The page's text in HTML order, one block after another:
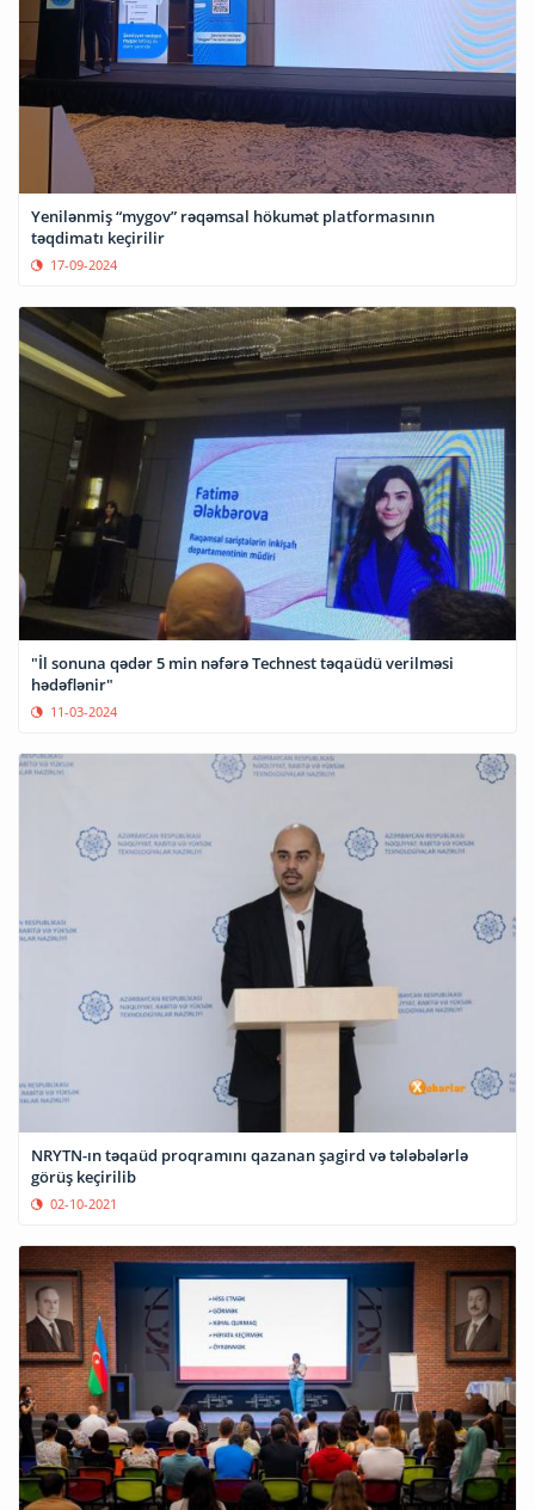
Yenilənmiş “mygov” rəqəmsal hökumət platformasının
təqdimatı keçirilir
17-09-2024
"İl sonuna qədər 5 min nəfərə Technest təqaüdü verilməsi
hədəflənir"
11-03-2024
NRYTN-ın təqaüd proqramını qazanan şagird və tələbələrlə
görüş keçirilib
02-10-2021